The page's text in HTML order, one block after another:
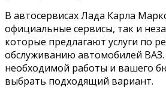
В автосервисах Лада Карла
официальные сервисы, так и
которые предлагают услуги по
обслуживанию автомобилей ВАЗ.
необходимой работы и вашего
выбрать подходящий вариант.